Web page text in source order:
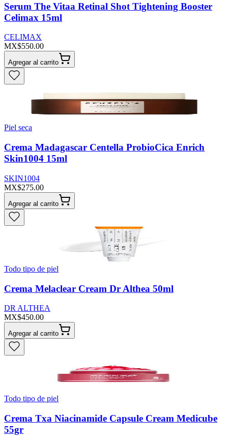
Serum The Vitaa Retinal Shot Tightening Booster
Celimax 15ml
CELIMAX
MX$550.00
Agregar al carrito
Piel seca
Crema Madagascar Centella ProbioCica Enrich
Skin1004 15ml
SKIN1004
MX$275.00
Agregar al carrito
Todo tipo de piel
Crema Melaclear Cream Dr Althea 50ml
DR ALTHEA
MX$450.00
Agregar al carrito
Todo tipo de piel
Crema Txa Niacinamide Capsule Cream Medicube
55gr